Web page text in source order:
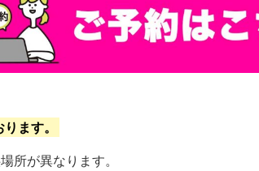
ます。
所が異なります。